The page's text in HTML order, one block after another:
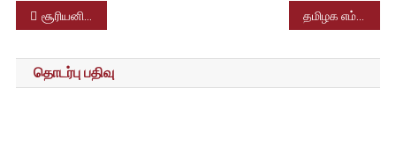
Post
navigation
சூரியனில் சக்தி வாய்ந்த வெடிப்பு – செயற்கைகோள்களுக்கு பாதிப்பு
தொடர்பு பதிவு